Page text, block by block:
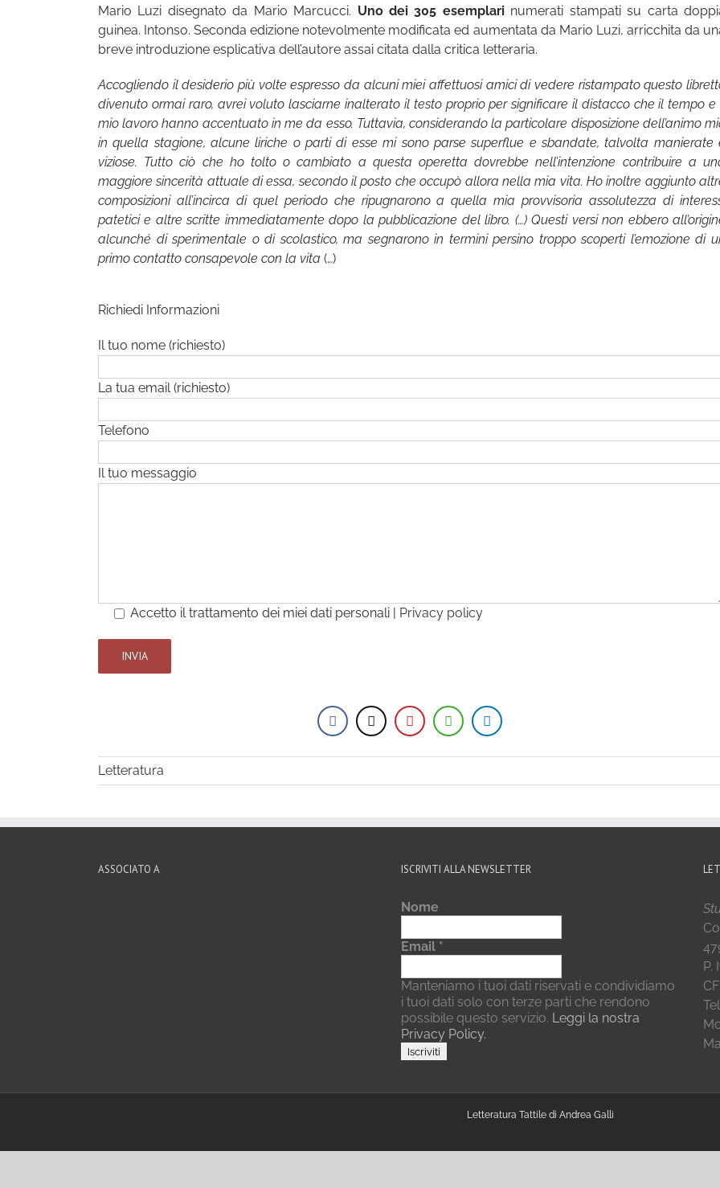
Mario Luzi disegnato da Mario Marcucci. Uno dei 305 esemplarinumerati stampati su carta
guinea. Intonso. Seconda edizione notevolmente modificata ed aumentata da Mario Luzi, arricchita da
breve introduzione esplicativa dell’autore assai citata dalla critica letteraria.
Accogliendo il desiderio più volte espresso da alcuni miei affettuosi amici di vedere ristampato questo
divenuto ormai raro, avrei voluto lasciarne inalterato il testo proprio per significare il distacco che il tempo e
mio lavoro hanno accentuato in me da esso. Tuttavia, considerando la particolare disposizione dell’animo
in quella stagione, alcune liriche o parti di esse mi sono parse superflue e sbandate, talvolta manierate
viziose. Tutto ciò che ho tolto o cambiato a questa operetta dovrebbe nell’intenzione contribuire a
maggiore sincerità attuale di essa, secondo il posto che occupò allora nella mia vita. Ho inoltre aggiunto
composizioni all’incirca di quel periodo che ripugnarono a quella mia provvisoria assolutezza di
patetici e altre scritte immediatamente dopo la pubblicazione del libro. (…) Questi versi non ebbero
alcunché di sperimentale o di scolastico, ma segnarono in termini persino troppo scoperti l’emozione di
primo contatto consapevole con la vita (…)
Richiedi Informazioni
Il tuo nome (richiesto)
La tua email (richiesto)
Telefono
Il tuo messaggio
Accetto il trattamento dei miei dati personali | Privacy policy
Letteratura
ASSOCIATO A ISCRIVITI ALLA NEWSLETTER
Nome
Email *
Manteniamo i tuoi dati riservati e condividiamo
i tuoi dati solo con terze parti che rendono
possibile questo servizio. Leggi la nostra
Privacy Policy.
P.
Letteratura Tattile di Andrea Galli